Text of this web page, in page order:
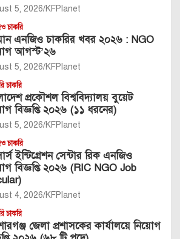
5, 2026 KFPlanet
চাকরি
এনজিও চাকরির খবর ২০২৬ : NGO
আগস্ট’২৬
5, 2026 KFPlanet
চাকরি
প্রকৌশল বিশ্ববিদ্যালয় বুয়েট
বিজ্ঞপ্তি ২০২৬ (১১ ধরনের)
5, 2026 KFPlanet
চাকরি
ইন্টিগ্রেশন সেন্টার রিক এনজিও
বিজ্ঞপ্তি ২০২৬ (RIC NGO Job
4, 2026 KFPlanet
চাকরি
জেলা প্রশাসকের কার্যালয়ে নিয়োগ